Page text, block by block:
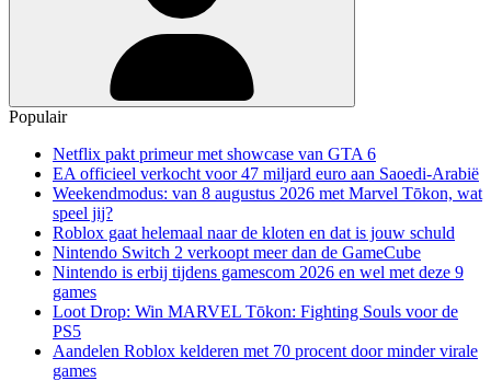
Populair
Netflix pakt primeur met showcase van GTA 6
EA officieel verkocht voor 47 miljard euro aan Saoedi-Arabië
Weekendmodus: van 8 augustus 2026 met Marvel Tōkon, wat
speel jij?
Roblox gaat helemaal naar de kloten en dat is jouw schuld
Nintendo Switch 2 verkoopt meer dan de GameCube
Nintendo is erbij tijdens gamescom 2026 en wel met deze 9
games
Loot Drop: Win MARVEL Tōkon: Fighting Souls voor de
PS5
Aandelen Roblox kelderen met 70 procent door minder virale
games